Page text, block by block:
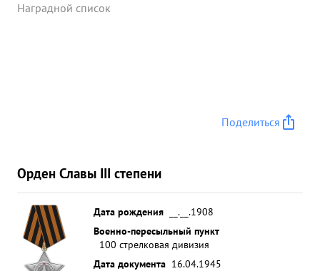
Наградной список
Поделиться
Орден Славы III степени
Дата рождения
__.__.1908
Военно-пересыльный пункт
100 стрелковая дивизия
Дата документа 16.04.1945